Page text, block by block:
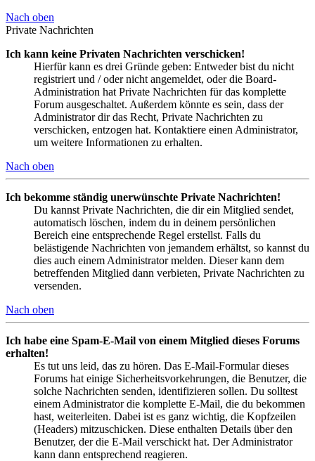
Nach oben
Private Nachrichten
Ich kann keine Privaten Nachrichten verschicken!
Hierfür kann es drei Gründe geben: Entweder bist du nicht
registriert und / oder nicht angemeldet, oder die Board-
Administration hat Private Nachrichten für das komplette
Forum ausgeschaltet. Außerdem könnte es sein, dass der
Administrator dir das Recht, Private Nachrichten zu
verschicken, entzogen hat. Kontaktiere einen Administrator,
um weitere Informationen zu erhalten.
Nach oben
Ich bekomme ständig unerwünschte Private Nachrichten!
Du kannst Private Nachrichten, die dir ein Mitglied sendet,
automatisch löschen, indem du in deinem persönlichen
Bereich eine entsprechende Regel erstellst. Falls du
belästigende Nachrichten von jemandem erhältst, so kannst du
dies auch einem Administrator melden. Dieser kann dem
betreffenden Mitglied dann verbieten, Private Nachrichten zu
versenden.
Nach oben
Ich habe eine Spam-E-Mail von einem Mitglied dieses Forums
erhalten!
Es tut uns leid, das zu hören. Das E-Mail-Formular dieses
Forums hat einige Sicherheitsvorkehrungen, die Benutzer, die
solche Nachrichten senden, identifizieren sollen. Du solltest
einem Administrator die komplette E-Mail, die du bekommen
hast, weiterleiten. Dabei ist es ganz wichtig, die Kopfzeilen
(Headers) mitzuschicken. Diese enthalten Details über den
Benutzer, der die E-Mail verschickt hat. Der Administrator
kann dann entsprechend reagieren.